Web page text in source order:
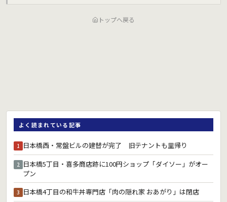
トップへ戻る
よく読まれている記事
1 日本橋西・常盤ビルの建替が完了 旧テナントも里帰り
2 日本橋5丁目・喜多商店跡に100円ショップ「ダイソー」がオー
プン
3 日本橋4丁目の和牛丼専門店「肉の隠れ家 おあがり」は閉店